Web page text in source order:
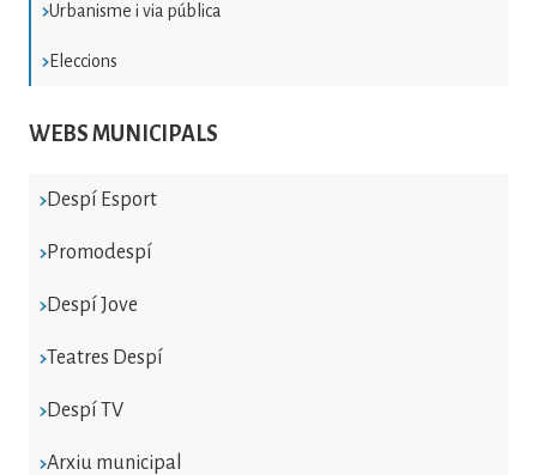
Urbanisme i via pública
Eleccions
WEBS MUNICIPALS
Despí Esport
Promodespí
Despí Jove
Teatres Despí
Despí TV
Arxiu municipal